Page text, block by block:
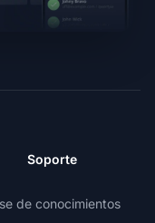
Soporte
de conocimientos